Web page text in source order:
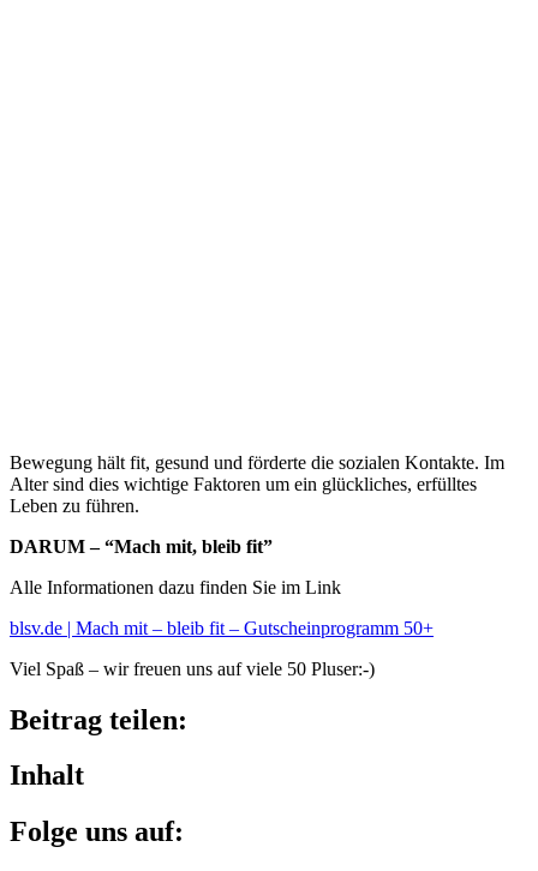
Bewe­gung hält fit, gesund und förderte die sozia­len Kontakte. Im
Alter sind dies wich­tige Fakto­ren um ein glück­li­ches, erfüll­tes
Leben zu führen.
DARUM – “Mach mit, bleib fit”
Alle Infor­ma­tio­nen dazu finden Sie im Link
blsv​.de | Mach mit – bleib fit – Gutschein­pro­gramm 50+
Viel Spaß – wir freuen uns auf viele 50 Pluser:-)
Beitrag teilen:
Inhalt
Folge uns auf: